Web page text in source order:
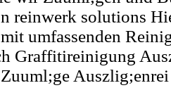
reinwerk solutions
mit umfassenden
Graffitireinigung
Auszlig;enrei